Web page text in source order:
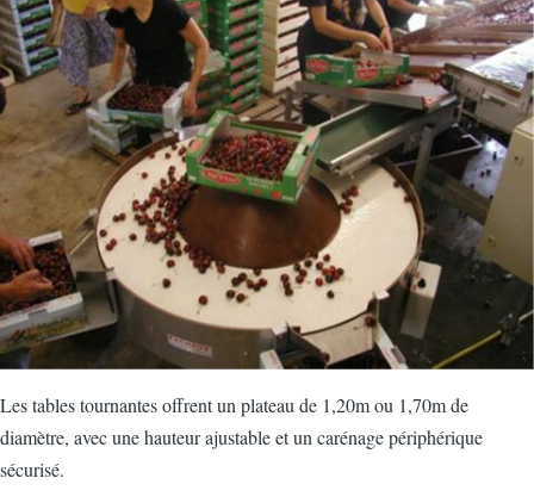
Les tables tournantes offrent un plateau de 1,20m ou 1,70m de
diamètre, avec une hauteur ajustable et un carénage périphérique
sécurisé.